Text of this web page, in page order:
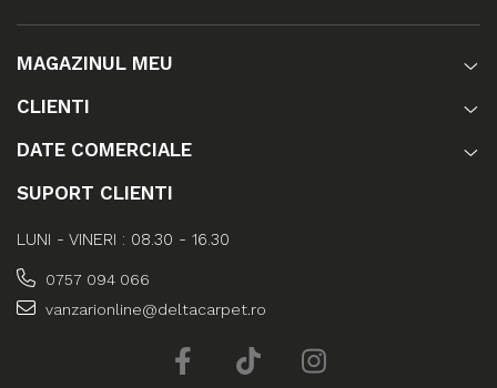
MAGAZINUL MEU
CLIENTI
DATE COMERCIALE
SUPORT CLIENTI
LUNI - VINERI : 08.30 - 16.30
0757 094 066
vanzarionline@deltacarpet.ro